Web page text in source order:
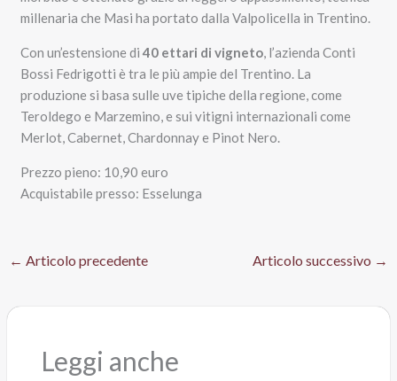
millenaria che Masi ha portato dalla Valpolicella in Trentino.
Con un’estensione di40 ettari di vigneto , l’azienda Conti
Bossi Fedrigotti è tra le più ampie del Trentino. La
produzione si basa sulle uve tipiche della regione, come
Teroldego e Marzemino, e sui vitigni internazionali come
Merlot, Cabernet, Chardonnay e Pinot Nero.
Prezzo pieno: 10,90 euro
Acquistabile presso: Esselunga
← Articolo precedente Articolo successivo →
Leggi anche